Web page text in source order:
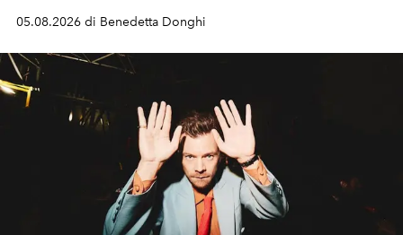
05.08.2026 di Benedetta Donghi